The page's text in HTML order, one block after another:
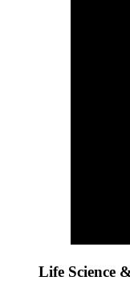
Life Science